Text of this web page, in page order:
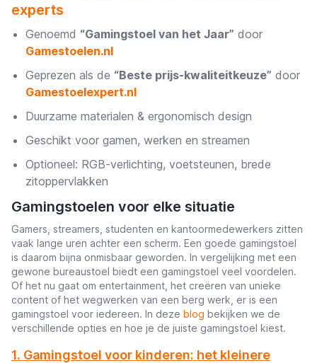
experts
Genoemd “Gamingstoel van het Jaar” door
Gamestoelen.nl
Geprezen als de “Beste prijs-kwaliteitkeuze” door
Gamestoelexpert.nl
Duurzame materialen & ergonomisch design
Geschikt voor gamen, werken en streamen
Optioneel: RGB-verlichting, voetsteunen, brede
zitoppervlakken
Gamingstoelen voor elke situatie
Gamers, streamers, studenten en kantoormedewerkers zitten
vaak lange uren achter een scherm. Een goede gamingstoel
is daarom bijna onmisbaar geworden. In vergelijking met een
gewone bureaustoel biedt een gamingstoel veel voordelen.
Of het nu gaat om entertainment, het creëren van unieke
content of het wegwerken van een berg werk, er is een
gamingstoel voor iedereen. In deze blog bekijken we de
verschillende opties en hoe je de juiste gamingstoel kiest.
1. Gamingstoel voor kinderen: het kleinere